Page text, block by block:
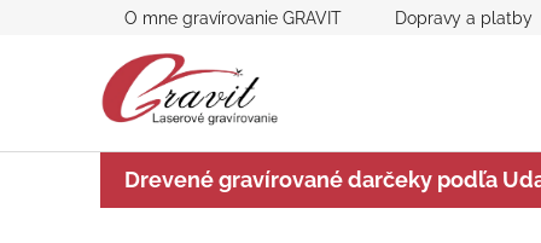
O mne gravírovanie GRAVIT Dopravy a platby
Drevené gravírované darčeky podľa